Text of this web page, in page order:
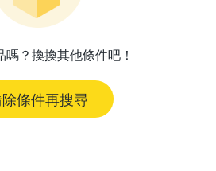
嗎？換換其他條件吧！
條件再搜尋